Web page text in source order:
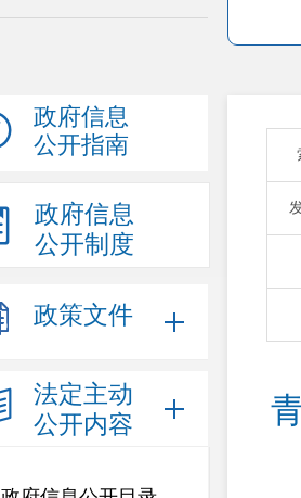
政府信息
公开指南
政府信息
公开制度
政策文件
法定主动
公开内容